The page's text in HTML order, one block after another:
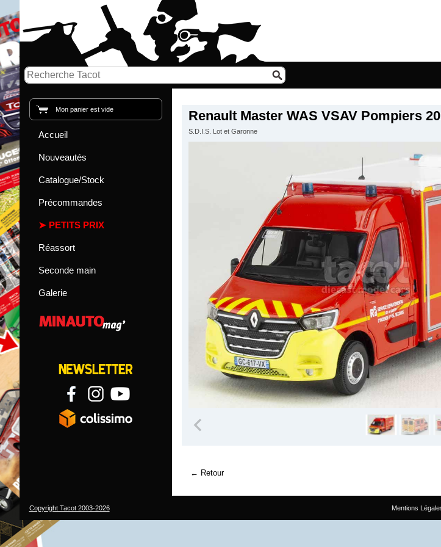
Renault Master WAS VSAV Pompiers
S.D.I.S. Lot et Garonne
Retour
Mon panier est vide
Accueil
Nouveautés
Catalogue/Stock
Précommandes
PETITS PRIX
Réassort
Seconde main
Galerie
Mentions
Copyright Tacot 2003-2026